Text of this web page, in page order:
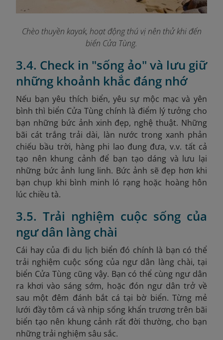
Chèo thuyền kayak, hoạt động thú vị nên thử khi đến
biển Cửa Tùng.
3.4. Check in "sống ảo" và lưu giữ
những khoảnh khắc đáng nhớ
Nếu bạn yêu thích biển, yêu sự mộc mạc và yên
bình thì biển Cửa Tùng chính là điểm lý tưởng cho
bạn những bức ảnh xinh đẹp, nghệ thuật. Những
bãi cát trắng trải dài, làn nước trong xanh phản
chiếu bầu trời, hàng phi lao đung đưa, v.v. tất cả
tạo nên khung cảnh để bạn tạo dáng và lưu lại
những bức ảnh lung linh. Bức ảnh sẽ đẹp hơn khi
bạn chụp khi bình minh ló rạng hoặc hoàng hôn
lúc chiều tà.
3.5. Trải nghiệm cuộc sống của
ngư dân làng chài
Cái hay của đi du lịch biển đó chính là bạn có thể
trải nghiệm cuộc sống của ngư dân làng chài, tại
biển Cửa Tùng cũng vậy. Bạn có thể cùng ngư dân
ra khơi vào sáng sớm, hoặc đón ngư dân trở về
sau một đêm đánh bắt cá tại bờ biển. Từng mẻ
lưới đầy tôm cá và nhịp sống khẩn trương trên bãi
biển tạo nên khung cảnh rất đời thường, cho bạn
những trải nghiệm sâu sắc.